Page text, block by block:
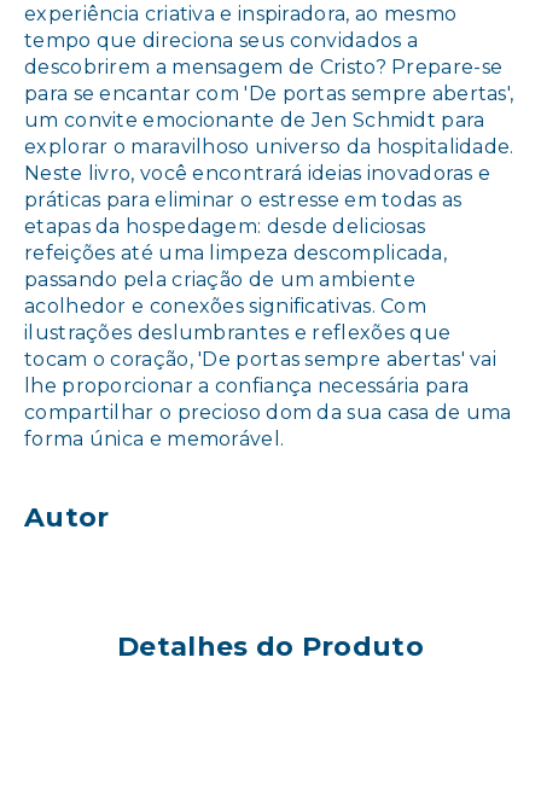
experiência criativa e inspiradora, ao mesmo
tempo que direciona seus convidados a
descobrirem a mensagem de Cristo? Prepare-se
para se encantar com 'De portas sempre abertas',
um convite emocionante de Jen Schmidt para
explorar o maravilhoso universo da hospitalidade.
Neste livro, você encontrará ideias inovadoras e
práticas para eliminar o estresse em todas as
etapas da hospedagem: desde deliciosas
refeições até uma limpeza descomplicada,
passando pela criação de um ambiente
acolhedor e conexões significativas. Com
ilustrações deslumbrantes e reflexões que
tocam o coração, 'De portas sempre abertas' vai
lhe proporcionar a confiança necessária para
compartilhar o precioso dom da sua casa de uma
forma única e memorável.
Autor
Detalhes do Produto